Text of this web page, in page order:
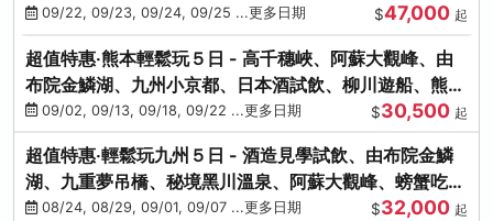
海膽、三大螃蟹放題
09/22, 09/23, 09/24, 09/25 ...更多日期 $47,000 起
超值特惠‧熊本輕鬆玩５日 - 高千穗峽、阿蘇大觀峰、由
布院金鱗湖、九州小京都、日本酒試飲、柳川遊船、熊本
城、熊本AEON
09/02, 09/13, 09/18, 09/22 ...更多日期 $30,500 起
超值特惠‧輕鬆玩九州５日 - 酒造見學試飲、由布院金鱗
湖、九重夢吊橋、秘境黑川溫泉、阿蘇大觀峰、螃蟹吃到
飽08/24, 08/29, 09/01, 09/07 ...更多日期 $32,000 起